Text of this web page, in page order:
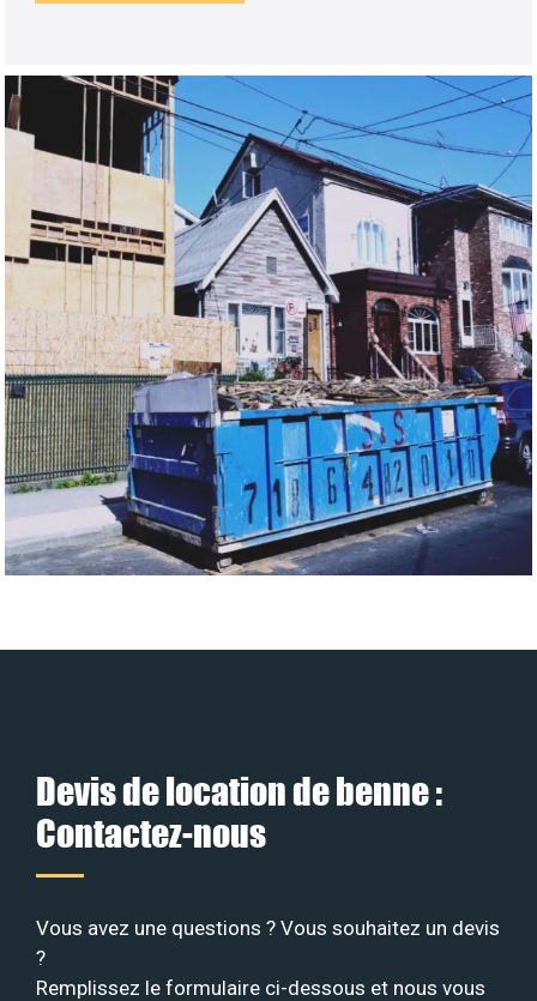
Devis de location de benne :
Contactez-nous
Vous avez une questions ? Vous souhaitez un devis
?
Remplissez le formulaire ci-dessous et nous vous